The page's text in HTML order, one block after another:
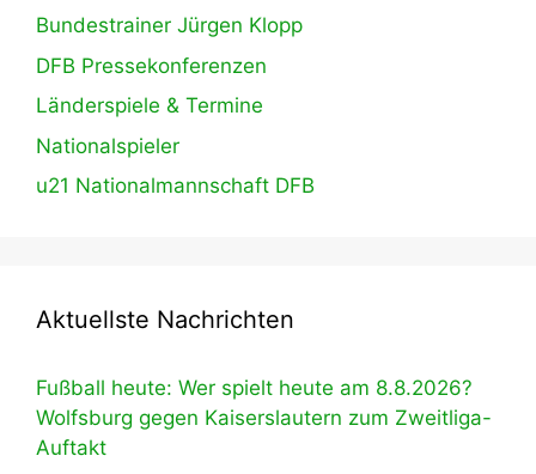
Bundestrainer Jürgen Klopp
DFB Pressekonferenzen
Länderspiele & Termine
Nationalspieler
u21 Nationalmannschaft DFB
Aktuellste Nachrichten
Fußball heute: Wer spielt heute am 8.8.2026?
Wolfsburg gegen Kaiserslautern zum Zweitliga-
Auftakt